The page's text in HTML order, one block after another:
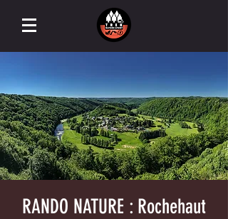
RANDO NATURE : Rochehaut